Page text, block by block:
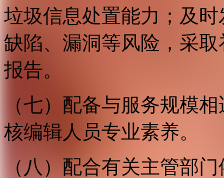
垃圾信息处置能力；及
缺陷、漏洞等风险，采
报告。
（七）配备与服务规模
核编辑人员专业素养。
（八）配合有关主管部